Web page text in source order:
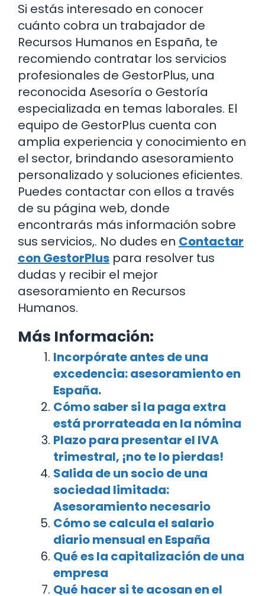
Si estás interesado en conocer
cuánto cobra un trabajador de
Recursos Humanos en España, te
recomiendo contratar los servicios
profesionales de GestorPlus, una
reconocida Asesoría o Gestoría
especializada en temas laborales. El
equipo de GestorPlus cuenta con
amplia experiencia y conocimiento en
el sector, brindando asesoramiento
personalizado y soluciones eficientes.
Puedes contactar con ellos a través
de su página web, donde
encontrarás más información sobre
sus servicios,. No dudes en Contactar
con GestorPlus para resolver tus
dudas y recibir el mejor
asesoramiento en Recursos
Humanos.
Más Información:
Incorpórate antes de una
excedencia: asesoramiento en
España.
Cómo saber si la paga extra
está prorrateada en la nómina
Plazo para presentar el IVA
trimestral, ¡no te lo pierdas!
Salida de un socio de una
sociedad limitada:
Asesoramiento necesario
Cómo se calcula el salario
diario mensual en España
Qué es la capitalización de una
empresa
Qué hacer si te acosan en el